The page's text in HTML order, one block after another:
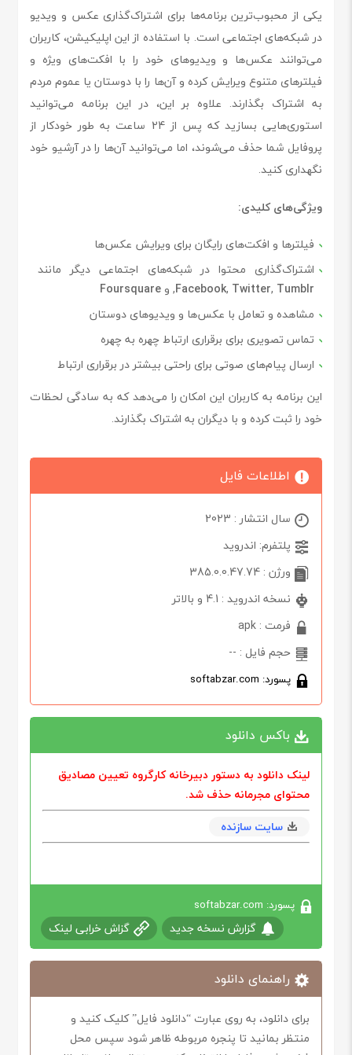
یکی از محبوب‌ترین برنامه‌ها برای اشتراک‌گذاری عکس و ویدیو
در شبکه‌های اجتماعی است. با استفاده از این اپلیکیشن، کاربران
می‌توانند عکس‌ها و ویدیوهای خود را با افکت‌های ویژه و
فیلترهای متنوع ویرایش کرده و آن‌ها را با دوستان یا عموم مردم
به اشتراک بگذارند. علاوه بر این، در این برنامه می‌توانید
استوری‌هایی بسازید که پس از 24 ساعت به طور خودکار از
پروفایل شما حذف می‌شوند، اما می‌توانید آن‌ها را در آرشیو خود
نگهداری کنید.
ویژگی‌های کلیدی:
فیلترها و افکت‌های رایگان برای ویرایش عکس‌ها
اشتراک‌گذاری محتوا در شبکه‌های اجتماعی دیگر مانند
Facebook, Twitter, Tumblr , وFoursquare
مشاهده و تعامل با عکس‌ها و ویدیوهای دوستان
تماس تصویری برای برقراری ارتباط چهره به چهره
ارسال پیام‌های صوتی برای راحتی بیشتر در برقراری ارتباط
این برنامه به کاربران این امکان را می‌دهد که به سادگی لحظات
خود را ثبت کرده و با دیگران به اشتراک بگذارند.
اطلاعات فایل
سال انتشار : 2023
پلتفرم: اندروید
ورژن : 385.0.0.47.74
نسخه اندروید : 4.1 و بالاتر
فرمت : apk
حجم فایل : --
پسورد: softabzar.com
باکس دانلود
لینک دانلود به دستور دبيرخانه كارگروه تعيين مصاديق
محتوای مجرمانه حذف شد.
سایت سازنده
پسورد: softabzar.com
گزارش نسخه جدید گزاش خرابی لینک
راهنمای دانلود
برای دانلود، به روی عبارت “دانلود فایل” کلیک کنید و
منتظر بمانید تا پنجره مربوطه ظاهر شود سپس محل